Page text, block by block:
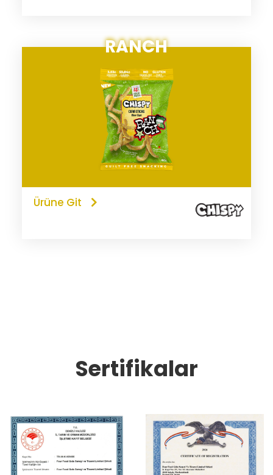
RANCH
Ürüne Git
Sertifikalar